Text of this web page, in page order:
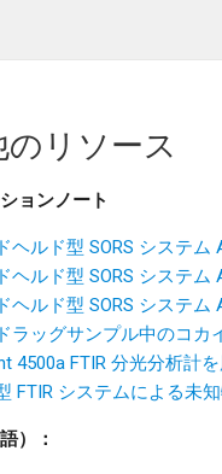
リソース
ョンノート
ヘルド型 SORS システ
ヘルド型 SORS システ
ヘルド型 SORS システ
ラッグサンプル中のコカ
4500a FTIR 分光分析計
FTIR システムによる未
）：